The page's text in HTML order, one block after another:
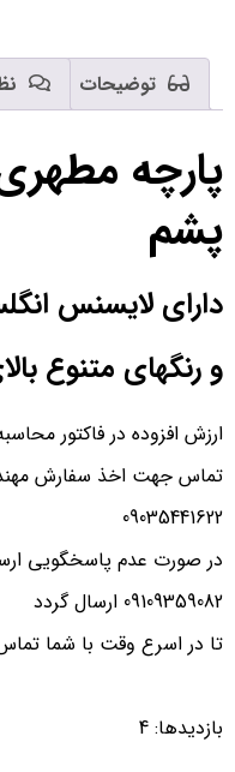
توضیحات
پشم
دارای لایسنس
و رنگهای متنوع بالای 1000
ارزش افزوده در فاکتور
تماس جهت اخذ سفارش مهندس علی
09035441622
در صورت عدم پاسخگویی
09109359082 ارسال گردد
تا در اسرع وقت با شما
بازدیدها: 4